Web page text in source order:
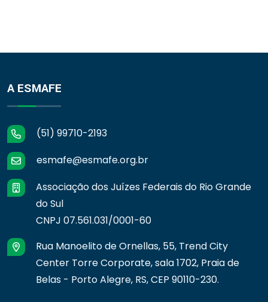
A ESMAFE
(51) 99710-2193
esmafe@esmafe.org.br
Associação dos Juízes Federais do Rio Grande
do Sul
CNPJ 07.561.031/0001-60
Rua Manoelito de Ornellas, 55, Trend City
Center Torre Corporate, sala 1702, Praia de
Belas - Porto Alegre, RS, CEP 90110-230.